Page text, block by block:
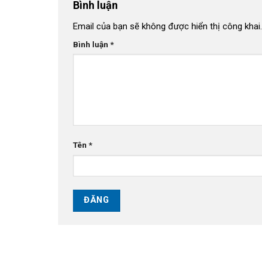
Bình luận
Email của bạn sẽ không được hiển thị công khai.
Bình luận *
Tên *